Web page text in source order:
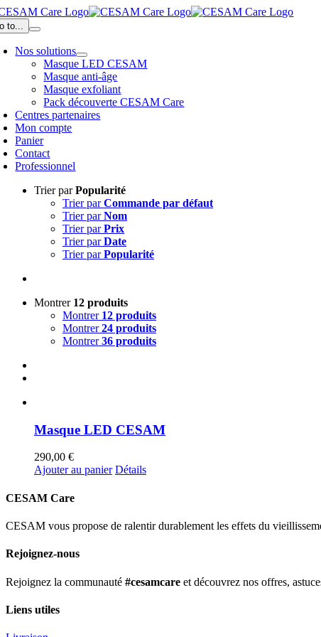
Passer
au
contenu
to...
Nos solutions
Masque LED CESAM
Masque anti-âge
Masque exfoliant
Pack découverte CESAM Care
Centres partenaires
Mon compte
Panier
Contact
Professionnel
Trier parPopularité
Trier parCommande par défaut
Trier parNom
Trier parPrix
Trier parDate
Trier parPopularité
Montrer 12 produits
Montrer 12 produits
Montrer24 produits
Montrer36 produits
Masque LED CESAM
290,00 €
Ajouter au panier Détails
CESAM Care
CESAM vous propose de ralentir durablement les effets du
Rejoignez-nous
Rejoignez la communauté #cesamcare et découvrez nos offres,
Liens utiles